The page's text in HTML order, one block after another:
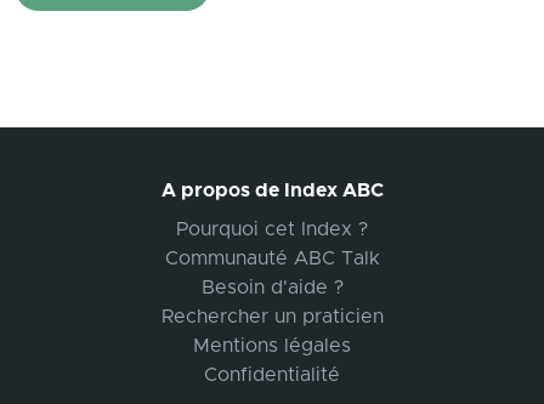
A propos de Index ABC
Pourquoi cet Index ?
Communauté ABC Talk
Besoin d'aide ?
Rechercher un praticien
Mentions légales
Confidentialité